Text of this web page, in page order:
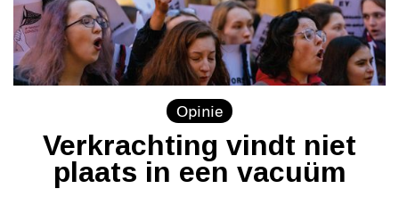
Opinie
Verkrachting vindt niet
plaats in een vacuüm